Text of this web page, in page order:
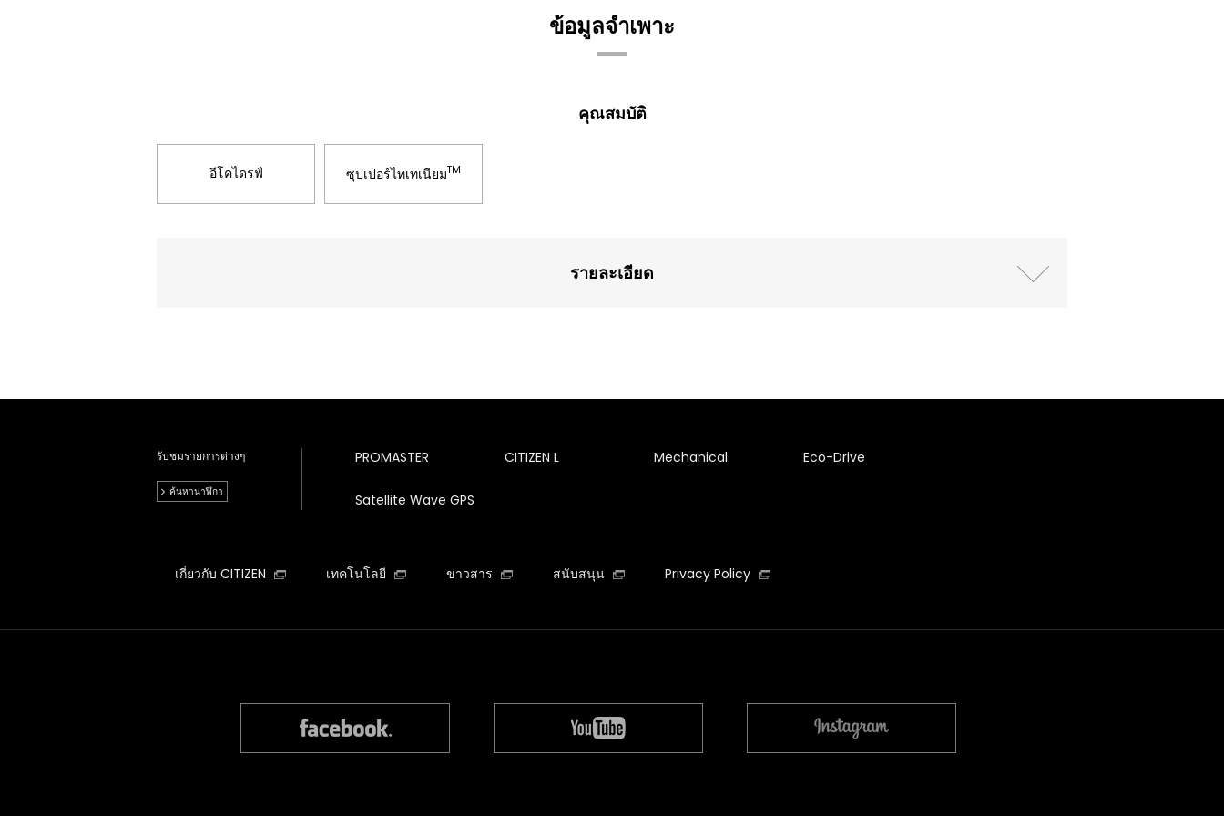
ข้อมูลจำเพาะ
คุณสมบัติ
อีโคไดรฟ์ ซุปเปอร์ไทเทเนียมTM
รายละเอียด
รับชมรายการต่างๆ
ค้นหานาฬิกา
PROMASTER CITIZEN L Mechanical Eco-Drive
Satellite Wave GPS
เกี่ยวกับ CITIZEN เทคโนโลยี ข่าวสาร สนับสนุน Privacy Policy